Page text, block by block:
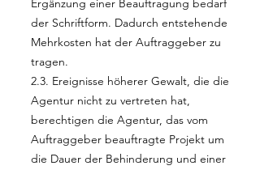
Ergänzung einer Beauftragung bedarf
der Schriftform. Dadurch entstehende
Mehrkosten hat der Auftraggeber zu
tragen.
2.3. Ereignisse höherer Gewalt, die die
Agentur nicht zu vertreten hat,
berechtigen die Agentur, das vom
Auftraggeber beauftragte Projekt um
die Dauer der Behinderung und einer